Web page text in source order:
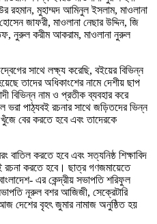
রহমান, মুহাম্মদ আমিনুল ইসলাম, মাওলানা
জাফরী, মাওলানা নেছার উদ্দিন, জি
নুরুল করীম আকরাম, মাওলানা নুরুল
সাথে লক্ষ্য করেছি, বইয়ের বিভিন্ন
তাদের অধিকাংশের নামে দেশীয় ছাপ
বিভিন্ন নাম ও প্রতীক ব্যবহার করে
পাঠ্যবই রচনার সাথে জড়িতদের ভিন্ন
বের করতে হবে এবং তাদেরকে
করতে হবে এবং সত্যনিষ্ঠ শিক্ষাবিদ
রচনা করতে হবে। ছাত্র গণজমায়েতে
এর কেন্দ্রীয় সভাপতি শরিফুল
নূরুল বশর আজিজী, সেক্রেটারি
দেশের বৃহৎ জুমার নামাজ অনুষ্ঠিত হয়